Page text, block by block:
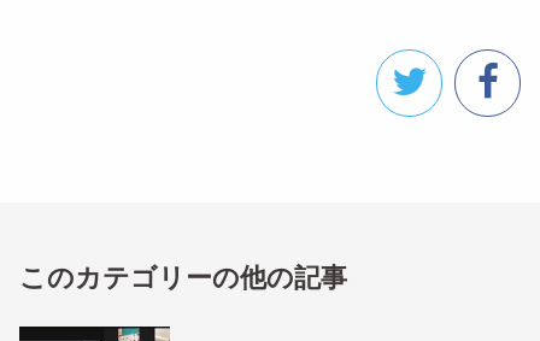
このカテゴリーの他の記事